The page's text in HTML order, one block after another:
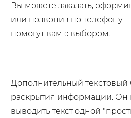
Вы можете заказать,
или позвонив по
помогут вам с выбором.
Дополнительный текстовый
раскрытия информации. Он
выводить текст одной